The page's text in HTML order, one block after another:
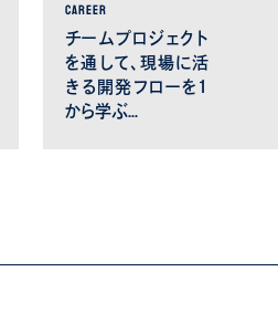
CAREER
チームプロジェクト
を通して、現場に活
きる開発フローを１
から学ぶ…